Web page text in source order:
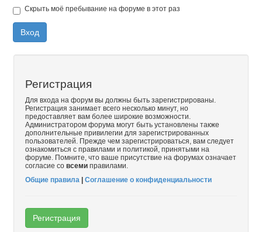
Скрыть моё пребывание на форуме в этот раз
Вход
Регистрация
Для входа на форум вы должны быть зарегистрированы.
Регистрация занимает всего несколько минут, но
предоставляет вам более широкие возможности.
Администратором форума могут быть установлены также
дополнительные привилегии для зарегистрированных
пользователей. Прежде чем зарегистрироваться, вам следует
ознакомиться с правилами и политикой, принятыми на
форуме. Помните, что ваше присутствие на форумах означает
согласие совсеми правилами.
Общие правила |Соглашение о конфиденциальности
Регистрация